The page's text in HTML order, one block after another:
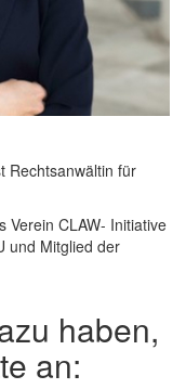
Rechtsanwältin für
Verein CLAW- Initiative
und Mitglied der
haben,
an: